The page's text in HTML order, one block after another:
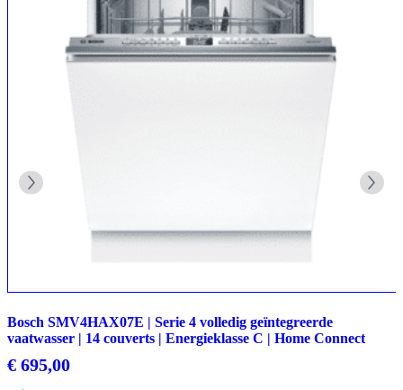
Bosch SMV4HAX07E | Serie 4 volledig geïntegreerde
vaatwasser | 14 couverts | Energieklasse C | Home Connect
€ 695,00